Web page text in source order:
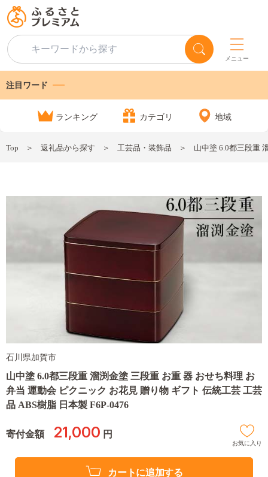
メニュー
注目ワード
ランキング カテゴリ 地域
Top 返礼品から探す 工芸品・装飾品 山中塗 6.0都三段重
石川県加賀市
山中塗 6.0都三段重 溜渕金塗 三段重 お重 器 おせち料理 お
弁当 運動会 ピクニック お花見 贈り物 ギフト 伝統工芸 工芸
品 ABS樹脂 日本製 F6P-0476
寄付金額 21,000 円
お気に入り
カートに追加する